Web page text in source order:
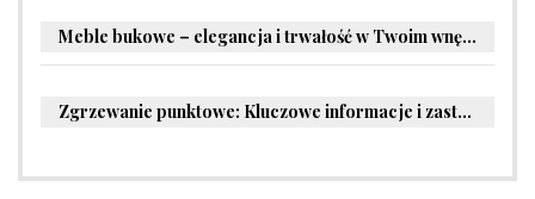
Meble bukowe – elegancja i trwałość w Twoim wnętrzu
Zgrzewanie punktowe: Kluczowe informacje i zastosowania w przemyśle